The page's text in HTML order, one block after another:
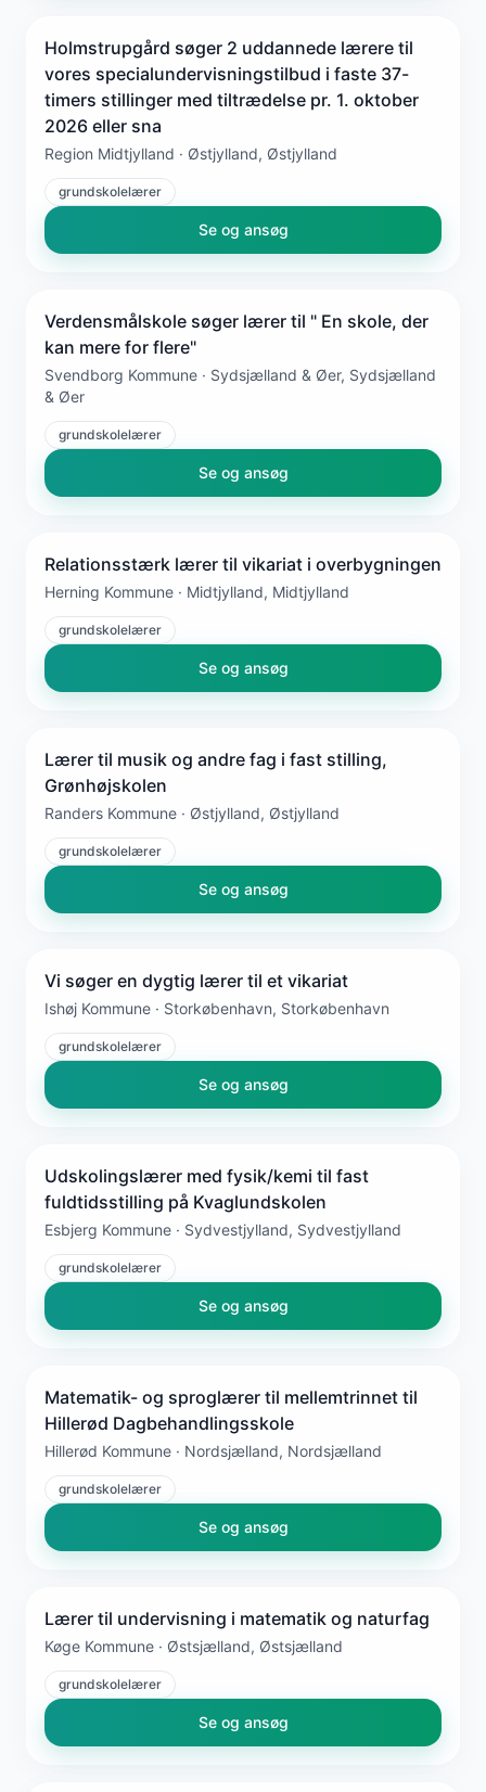
Holmstrupgård søger 2 uddannede lærere til
vores specialundervisningstilbud i faste 37-
timers stillinger med tiltrædelse pr. 1. oktober
2026 eller sna
Region Midtjylland · Østjylland, Østjylland
grundskolelærer
Se og ansøg
Verdensmålskole søger lærer til " En skole, der
kan mere for flere"
Svendborg Kommune · Sydsjælland & Øer, Sydsjælland
& Øer
grundskolelærer
Se og ansøg
Relationsstærk lærer til vikariat i overbygningen
Herning Kommune · Midtjylland, Midtjylland
grundskolelærer
Se og ansøg
Lærer til musik og andre fag i fast stilling,
Grønhøjskolen
Randers Kommune · Østjylland, Østjylland
grundskolelærer
Se og ansøg
Vi søger en dygtig lærer til et vikariat
Ishøj Kommune · Storkøbenhavn, Storkøbenhavn
grundskolelærer
Se og ansøg
Udskolingslærer med fysik/kemi til fast
fuldtidsstilling på Kvaglundskolen
Esbjerg Kommune · Sydvestjylland, Sydvestjylland
grundskolelærer
Se og ansøg
Matematik- og sproglærer til mellemtrinnet til
Hillerød Dagbehandlingsskole
Hillerød Kommune · Nordsjælland, Nordsjælland
grundskolelærer
Se og ansøg
Lærer til undervisning i matematik og naturfag
Køge Kommune · Østsjælland, Østsjælland
grundskolelærer
Se og ansøg